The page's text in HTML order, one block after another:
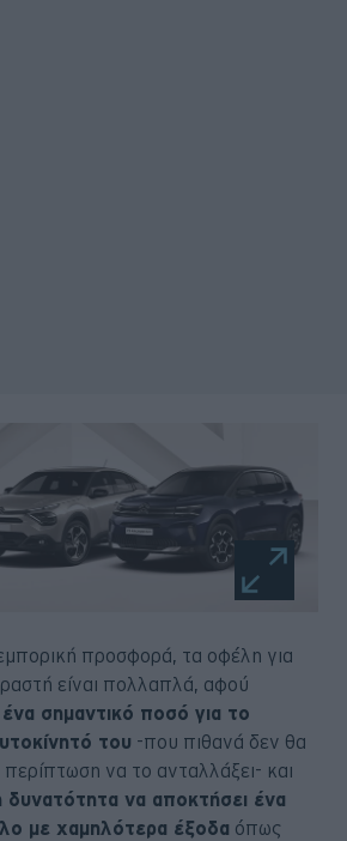
προσφορά, τα οφέλη για
είναι πολλαπλά, αφού
σημαντικό ποσό για το
του -που πιθανά δεν θα
να το ανταλλάξει- και
δυνατότητα να αποκτήσει ένα
με χαμηλότερα έξοδα όπως